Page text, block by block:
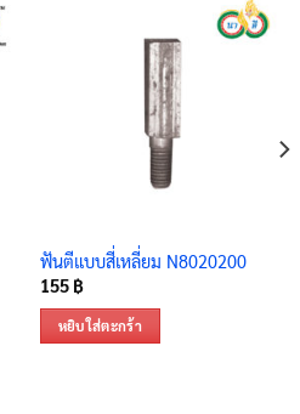
ฟันตีแบบสี่เหลี่ยม N8020200
155 ฿
หยิบใส่ตะกร้า